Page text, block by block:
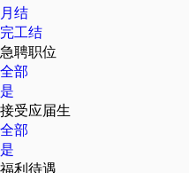
月结
完工结
急聘职位
全部
是
接受应届生
全部
是
福利待遇